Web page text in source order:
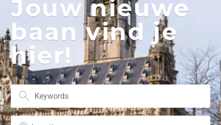
Jouw nieuwe
baan vind je
hier!